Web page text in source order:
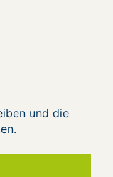
und die